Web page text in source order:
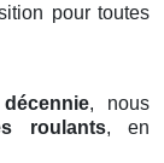
pour toutes
, nous
roulants, en